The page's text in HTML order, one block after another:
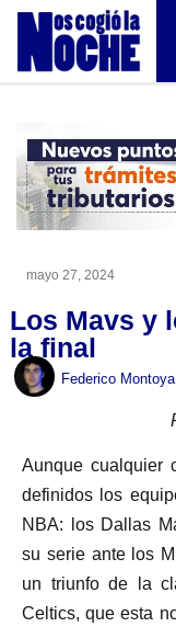
mayo 27, 2024
Los Mavs y
la final
Federico Montoya
Aunque cualquier
definidos los
NBA: los Dallas
su serie ante los
un triunfo de la
Celtics, que esta